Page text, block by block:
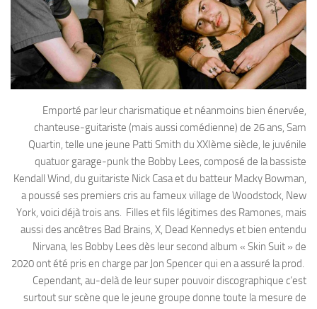
Emporté par leur charismatique et néanmoins bien énervée,
chanteuse-guitariste (mais aussi comédienne) de 26 ans, Sam
Quartin, telle une jeune Patti Smith du XXIème siècle, le juvénile
quatuor garage-punk the Bobby Lees, composé de la bassiste
Kendall Wind, du guitariste Nick Casa et du batteur Macky Bowman,
a poussé ses premiers cris au fameux village de Woodstock, New
York, voici déjà trois ans. Filles et fils légitimes des Ramones, mais
aussi des ancêtres Bad Brains, X, Dead Kennedys et bien entendu
Nirvana, les Bobby Lees dès leur second album « Skin Suit » de
2020 ont été pris en charge par Jon Spencer qui en a assuré la prod.
Cependant, au-delà de leur super pouvoir discographique c’est
surtout sur scène que le jeune groupe donne toute la mesure de